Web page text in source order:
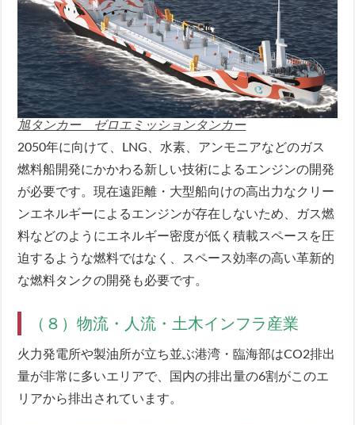
旭タンカー ゼロエミッションタンカー
2050年に向けて、LNG、水素、アンモニアなどのガス
燃料船開発にかかわる新しい技術によるエンジンの開発
が必要です。現在遠距離・大型船向けの高出力なクリー
ンエネルギーによるエンジンが存在しないため、ガス燃
料などのようにエネルギー密度が低く積載スペースを圧
迫するような燃料ではなく、スペース効率の高い革新的
な燃料タンクの開発も必要です。
（８）物流・人流・土木インフラ産業
火力発電所や製油所が立ち並ぶ港湾・臨海部はCO2排出
量が非常に多いエリアで、国内の排出量の6割がこのエ
リアから排出されています。